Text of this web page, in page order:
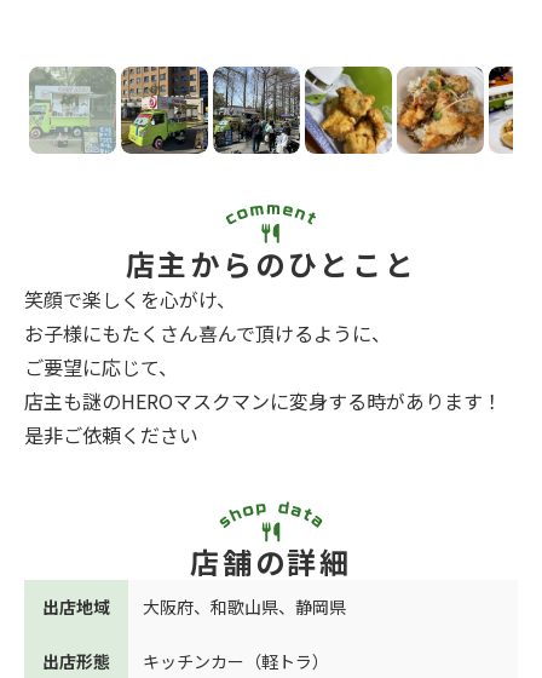
店主からのひとこと
笑顔で楽しくを心がけ、
お子様にもたくさん喜んで頂けるように、
ご要望に応じて、
店主も謎のHEROマスクマンに変身する時があります！
是非ご依頼ください
店舗の詳細
出店地域 大阪府、 和歌山県、 静岡県
出店形態 キッチンカー（軽トラ）